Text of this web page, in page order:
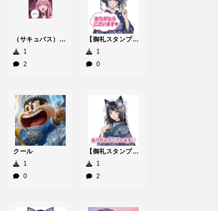
（サキュバス）ありがとうございますっ！
1
2
【御礼スタンプ】牧氏麻つんぱG5
1
0
クール
1
0
【御礼スタンプ】覇神楽Δらんちゃむ
1
2